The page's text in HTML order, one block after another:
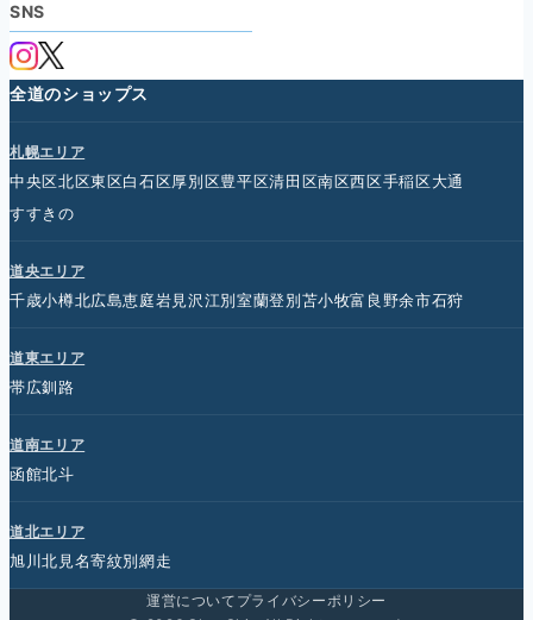
SNS
全道のショップス
札幌エリア
中央区北区東区白石区厚別区豊平区清田区南区西区手稲区大通
すすきの
道央エリア
千歳小樽北広島恵庭岩見沢江別室蘭登別苫小牧富良野余市石狩
道東エリア
帯広釧路
道南エリア
函館北斗
道北エリア
旭川北見 名寄紋別網走
運営について プライバシーポリシー